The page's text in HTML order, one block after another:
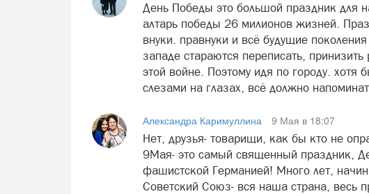
День Победы это большой праздник для
алтарь победы 26 милионов жизней.
внуки. правнуки и всё будущие
западе стараются переписать,
этой войне. Поэтому идя по городу. хотя
слезами на глазах, всё должно
Александра Каримуллина
9 Мая в 18:07
Нет, друзья- товарищи, как бы кто не
9Мая- это самый священный праздник,
фашистской Германией! Много лет,
Советский Союз- вся наша страна, весь